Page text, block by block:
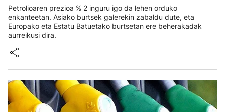
Petrolioaren prezioa % 2 inguru igo da lehen orduko
enkanteetan. Asiako burtsek galerekin zabaldu dute, eta
Europako eta Estatu Batuetako burtsetan ere beherakadak
aurreikusi dira.